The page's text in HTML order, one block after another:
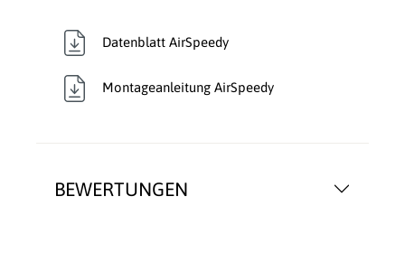
BEWERTUNGEN
Datenblatt AirSpeedy
Montageanleitung AirSpeedy